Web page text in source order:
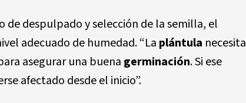
de despulpado y selección de la semilla, el
adecuado de humedad. “La plántula necesita
asegurar una buena germinación. Si ese
afectado desde el inicio”.